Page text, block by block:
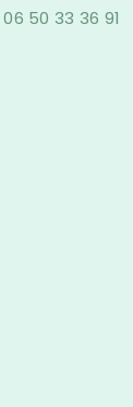
06 50 33 36 91